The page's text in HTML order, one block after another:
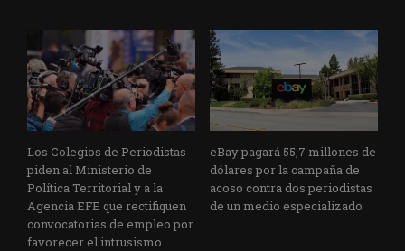
Los Colegios de Periodistas
piden al Ministerio de
Política Territorial y a la
Agencia EFE que rectifiquen
convocatorias de empleo por
favorecer el intrusismo
eBay pagará 55,7 millones de
dólares por la campaña de
acoso contra dos periodistas
de un medio especializado